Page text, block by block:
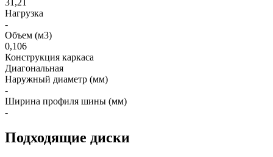
Нагрузка
-
Объем (м3)
0,106
Конструкция каркаса
Диагональная
Наружный диаметр (мм)
-
Ширина профиля шины (мм)
-
Подходящие диски